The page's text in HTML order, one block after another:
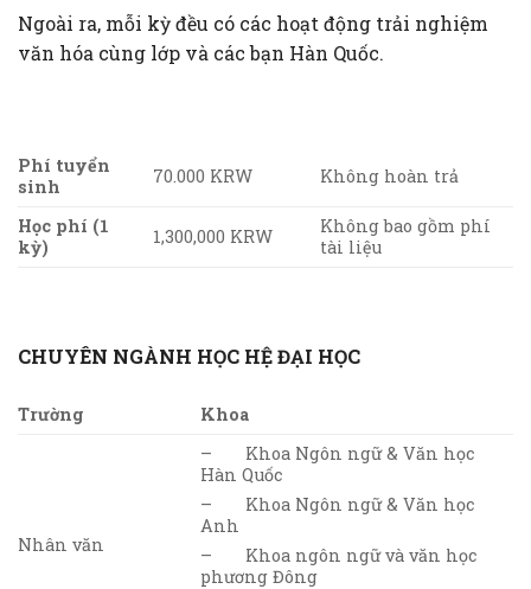
Ngoài ra, mỗi kỳ đều có các hoạt động trải nghiệm
văn hóa cùng lớp và các bạn Hàn Quốc.
Phí tuyển
sinh
70.000 KRW Không hoàn trả
Học phí (1
kỳ)
1,300,000 KRW
Không bao gồm phí
tài liệu
CHUYÊN NGÀNH HỌC HỆ ĐẠI HỌC
Trường Khoa
Nhân văn
– Khoa Ngôn ngữ & Văn học
Hàn Quốc
– Khoa Ngôn ngữ & Văn học
Anh
– Khoa ngôn ngữ và văn học
phương Đông